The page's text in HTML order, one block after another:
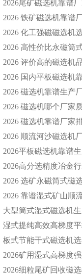
2026 化工强磁磁选机
2026 磁选机哪个厂家